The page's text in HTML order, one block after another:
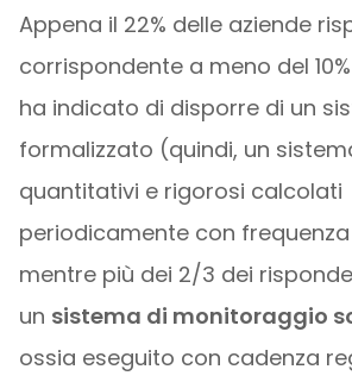
Appena il 22% delle aziende
corrispondente a meno del
ha indicato di disporre di un
formalizzato (quindi, un
quantitativi e rigorosi calcolati
periodicamente con
mentre più dei 2/3 dei
un sistema di monitoraggio
ossia eseguito con cadenza